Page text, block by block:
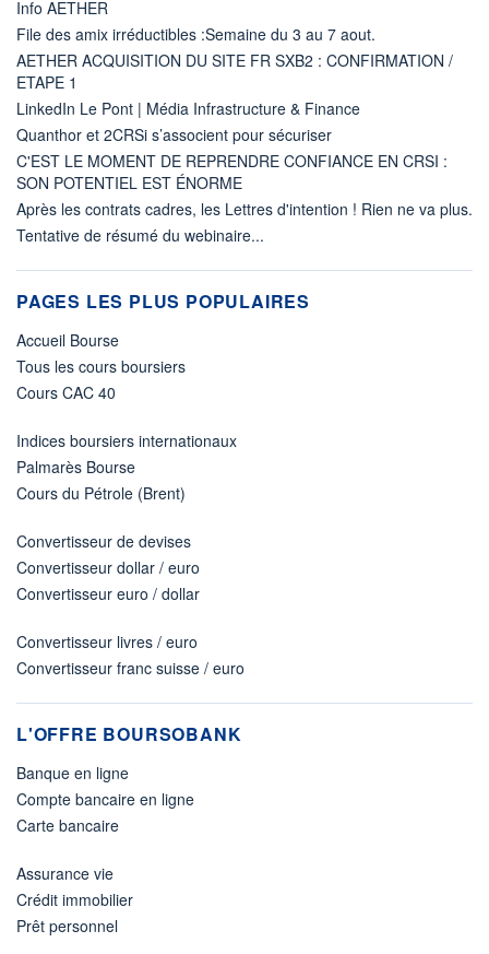
Info AETHER
File des amix irréductibles :Semaine du 3 au 7 aout.
AETHER ACQUISITION DU SITE FR SXB2 : CONFIRMATION /
ETAPE 1
LinkedIn Le Pont | Média Infrastructure & Finance
Quanthor et 2CRSi s’associent pour sécuriser
C'EST LE MOMENT DE REPRENDRE CONFIANCE EN CRSI :
SON POTENTIEL EST ÉNORME
Après les contrats cadres, les Lettres d'intention ! Rien ne va plus.
Tentative de résumé du webinaire...
PAGES LES PLUS POPULAIRES
Accueil Bourse
Tous les cours boursiers
Cours CAC 40
Indices boursiers internationaux
Palmarès Bourse
Cours du Pétrole (Brent)
Convertisseur de devises
Convertisseur dollar / euro
Convertisseur euro / dollar
Convertisseur livres / euro
Convertisseur franc suisse / euro
L'OFFRE BOURSOBANK
Banque en ligne
Compte bancaire en ligne
Carte bancaire
Assurance vie
Crédit immobilier
Prêt personnel